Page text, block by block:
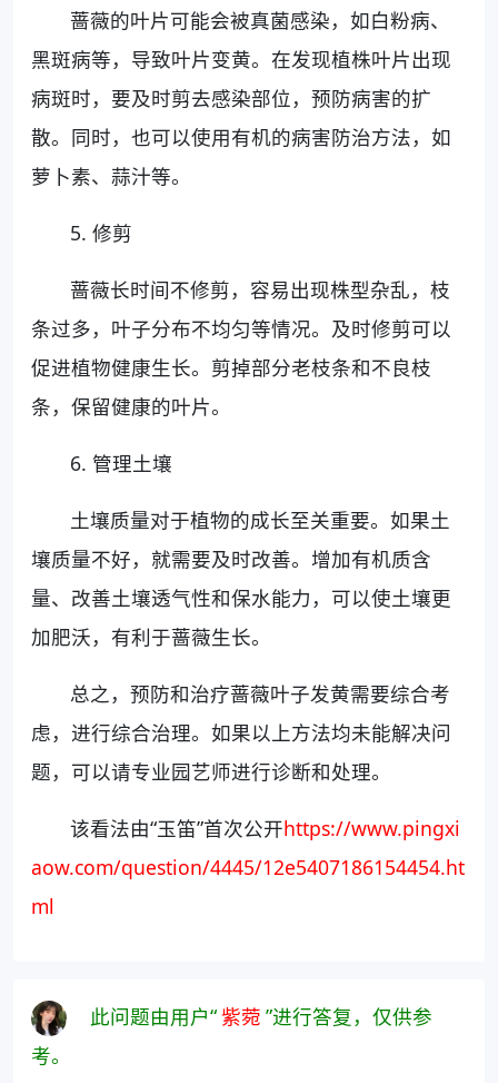
蔷薇的叶片可能会被真菌感染，如白粉病、
黑斑病等，导致叶片变黄。在发现植株叶片出现
病斑时，要及时剪去感染部位，预防病害的扩
散。同时，也可以使用有机的病害防治方法，如
萝卜素、蒜汁等。
5. 修剪
蔷薇长时间不修剪，容易出现株型杂乱，枝
条过多，叶子分布不均匀等情况。及时修剪可以
促进植物健康生长。剪掉部分老枝条和不良枝
条，保留健康的叶片。
6. 管理土壤
土壤质量对于植物的成长至关重要。如果土
壤质量不好，就需要及时改善。增加有机质含
量、改善土壤透气性和保水能力，可以使土壤更
加肥沃，有利于蔷薇生长。
总之，预防和治疗蔷薇叶子发黄需要综合考
虑，进行综合治理。如果以上方法均未能解决问
题，可以请专业园艺师进行诊断和处理。
该看法由“玉笛”首次公开https://www.pingxi
aow.com/question/4445/12e5407186154454.ht
ml
此问题由用户“紫菀 ”进行答复，仅供参
考。